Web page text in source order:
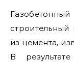
из цемента,
В